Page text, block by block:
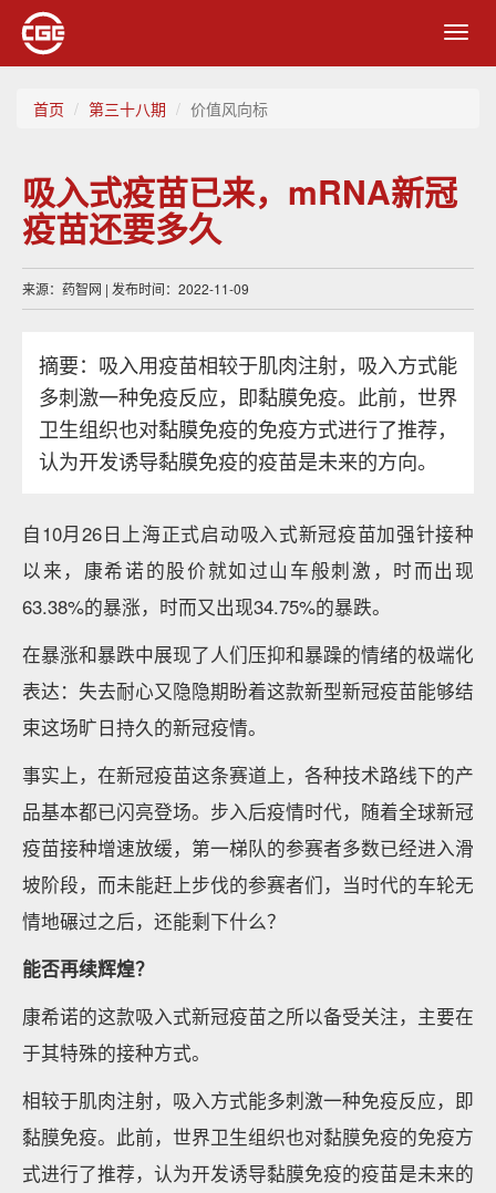
首页 第三十八期 价值风向标
吸入式疫苗已来，mRNA新冠
疫苗还要多久
来源：药智网 | 发布时间：2022-11-09
摘要：吸入用疫苗相较于肌肉注射，吸入方式能
多刺激一种免疫反应，即黏膜免疫。此前，世界
卫生组织也对黏膜免疫的免疫方式进行了推荐，
认为开发诱导黏膜免疫的疫苗是未来的方向。
自10月26日上海正式启动吸入式新冠疫苗加强针接种
以来，康希诺的股价就如过山车般刺激，时而出现
63.38%的暴涨，时而又出现34.75%的暴跌。
在暴涨和暴跌中展现了人们压抑和暴躁的情绪的极端化
表达：失去耐心又隐隐期盼着这款新型新冠疫苗能够结
束这场旷日持久的新冠疫情。
事实上，在新冠疫苗这条赛道上，各种技术路线下的产
品基本都已闪亮登场。步入后疫情时代，随着全球新冠
疫苗接种增速放缓，第一梯队的参赛者多数已经进入滑
坡阶段，而未能赶上步伐的参赛者们，当时代的车轮无
情地碾过之后，还能剩下什么？
能否再续辉煌？
康希诺的这款吸入式新冠疫苗之所以备受关注，主要在
于其特殊的接种方式。
相较于肌肉注射，吸入方式能多刺激一种免疫反应，即
黏膜免疫。此前，世界卫生组织也对黏膜免疫的免疫方
式进行了推荐，认为开发诱导黏膜免疫的疫苗是未来的